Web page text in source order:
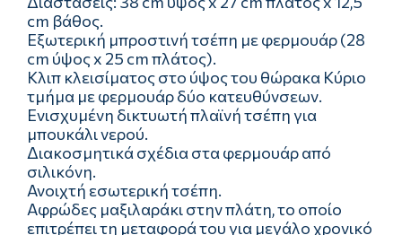
cm βάθος.
Εξωτερική μπροστινή τσέπη με φερμουάρ (28
cm ύψος x 25 cm πλάτος).
Κλιπ κλεισίματος στο ύψος του θώρακα Κύριο
τμήμα με φερμουάρ δύο κατευθύνσεων.
Ενισχυμένη δικτυωτή πλαϊνή τσέπη για
μπουκάλι νερού.
Διακοσμητικά σχέδια στα φερμουάρ από
σιλικόνη.
Ανοιχτή εσωτερική τσέπη.
Αφρώδες μαξιλαράκι στην πλάτη, το οποίο
επιτρέπει τη μεταφορά του για μεγάλο χρονικό